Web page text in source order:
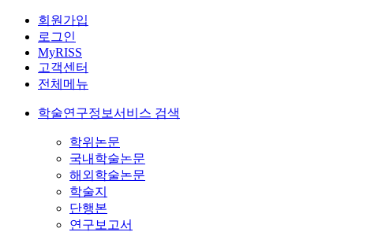
회원가입
로그인
MyRISS
고객센터
전체메뉴
학술연구정보서비스 검색
학위논문
국내학술논문
해외학술논문
학술지
단행본
연구보고서